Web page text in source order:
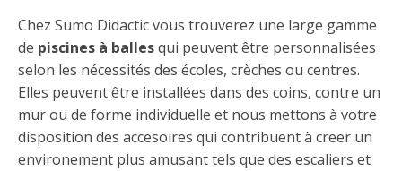
Chez Sumo Didactic vous trouverez une large gamme
de piscines à ballesqui peuvent être personnalisées
selon les nécessités des écoles, crèches ou centres.
Elles peuvent être installées dans des coins, contre un
mur ou de forme individuelle et nous mettons à votre
disposition des accesoires qui contribuent à creer un
environement plus amusant tels que des escaliers et